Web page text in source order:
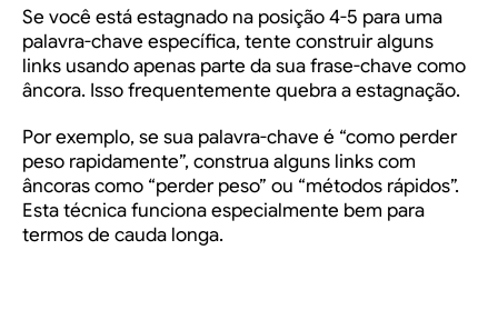
Se você está estagnado na posição 4-5 para uma
palavra-chave específica, tente construir alguns
links usando apenas parte da sua frase-chave como
âncora. Isso frequentemente quebra a estagnação.
Por exemplo, se sua palavra-chave é “como perder
peso rapidamente”, construa alguns links com
âncoras como “perder peso” ou “métodos rápidos”.
Esta técnica funciona especialmente bem para
termos de cauda longa.